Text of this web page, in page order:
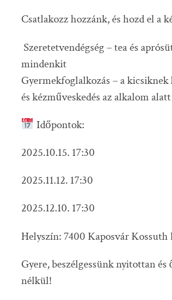
Csatlakozz hozzánk, és hozd el a
Szeretetvendégség – tea és
mindenkit
Gyermekfoglalkozás – a kicsiknek
és kézműveskedés az alkalom alatt
Időpontok:
2025.10.15. 17:30
2025.11.12. 17:30
2025.12.10. 17:30
Helyszín: 7400 Kaposvár Kossuth
Gyere, beszélgessünk nyitottan
nélkül!